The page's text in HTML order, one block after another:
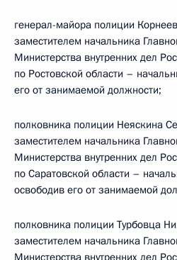
генерал-майора полиции
заместителем начальника
Министерства внутренних дел
по Ростовской области –
его от занимаемой должности;
полковника полиции Неяскина
заместителем начальника
Министерства внутренних дел
по Саратовской области –
освободив его от занимаемой
полковника полиции Турбовца
заместителем начальника
Министерства внутренних дел